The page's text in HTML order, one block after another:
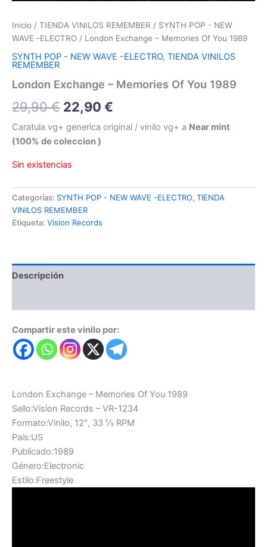
Inicio / TIENDA VINILOS REMEMBER / SYNTH POP - NEW
WAVE -ELECTRO / London Exchange – Memories Of You 1989
SYNTH POP - NEW WAVE -ELECTRO, TIENDA VINILOS
REMEMBER
London Exchange – Memories Of You 1989
29,90€ El
precio
original
era:
29,90 €.
22,90 €
precio
22,90 €.
Caratula vg+ generica original / vinilo vg+ a Near mint
(100% de coleccion )
Sin existencias
Categorías: SYNTH POP - NEW WAVE -ELECTRO, TIENDA
VINILOS REMEMBER
Etiqueta: Vision Records
Descripción
Compartir este vinilo por:
London Exchange – Memories Of You 1989
Sello:Vision Records – VR-1234
Formato:Vinilo, 12″, 33 ⅓ RPM
País:US
Publicado:1989
Género:Electronic
Estilo:Freestyle